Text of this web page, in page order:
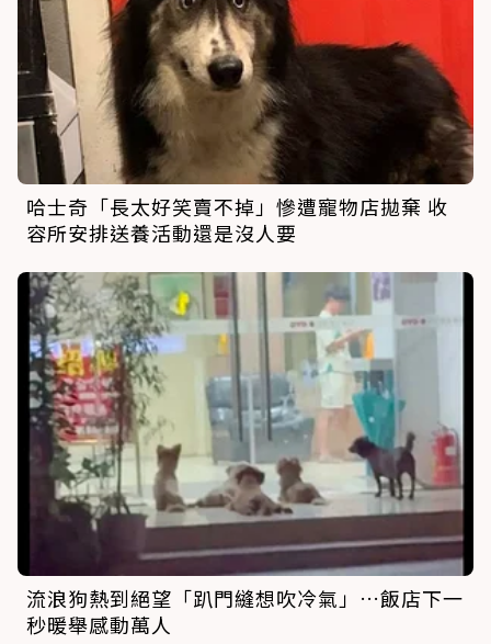
哈士奇「長太好笑賣不掉」慘遭寵物店拋棄 收
容所安排送養活動還是沒人要
流浪狗熱到絕望「趴門縫想吹冷氣」…飯店下一
秒暖舉感動萬人